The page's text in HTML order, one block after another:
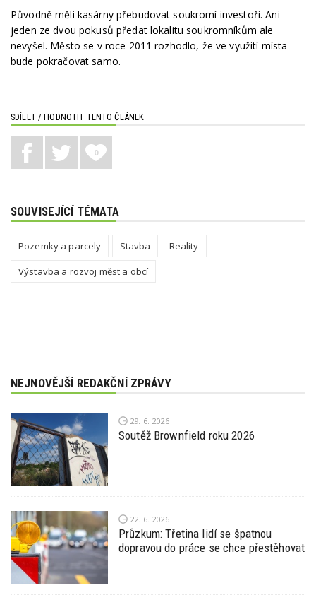
Původně měli kasárny přebudovat soukromí investoři. Ani
jeden ze dvou pokusů předat lokalitu soukromníkům ale
nevyšel. Město se v roce 2011 rozhodlo, že ve využití místa
bude pokračovat samo.
SDÍLET / HODNOTIT TENTO ČLÁNEK
0
SOUVISEJÍCÍ TÉMATA
Pozemky a parcely Stavba
Reality
Výstavba a rozvoj měst a obcí
NEJNOVĚJŠÍ REDAKČNÍ ZPRÁVY
29. 6. 2026
Soutěž Brownfield roku 2026
22. 6. 2026
Průzkum: Třetina lidí se špatnou
dopravou do práce se chce přestěhovat